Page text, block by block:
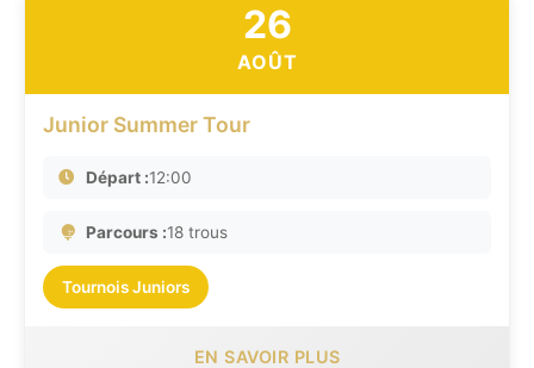
26
AOÛT
Junior Summer Tour
Départ :12:00
Parcours :18 trous
Tournois Juniors
EN SAVOIR PLUS